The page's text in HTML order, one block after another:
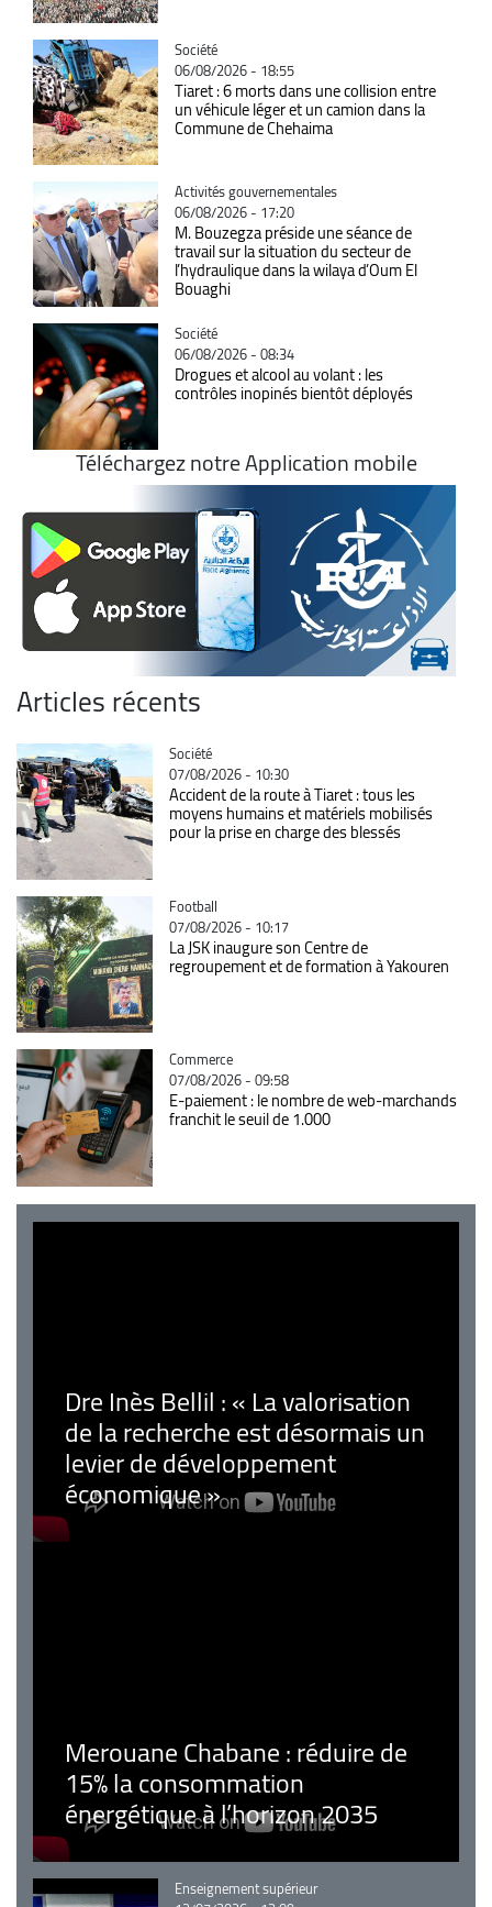
Catégorie
Société
06/08/2026 - 18:55
Tiaret : 6 morts dans une collision entre
un véhicule léger et un camion dans la
Commune de Chehaima
Catégorie
Activités gouvernementales
06/08/2026 - 17:20
M. Bouzegza préside une séance de
travail sur la situation du secteur de
l’hydraulique dans la wilaya d’Oum El
Bouaghi
Catégorie
Société
06/08/2026 - 08:34
Drogues et alcool au volant : les
contrôles inopinés bientôt déployés
Téléchargez notre Application mobile
Articles récents
Catégorie
Société
07/08/2026 - 10:30
Accident de la route à Tiaret : tous les
moyens humains et matériels mobilisés
pour la prise en charge des blessés
Catégorie
Football
07/08/2026 - 10:17
La JSK inaugure son Centre de
regroupement et de formation à Yakouren
Catégorie
Commerce
07/08/2026 - 09:58
E-paiement : le nombre de web-marchands
franchit le seuil de 1.000
Dre Inès Bellil : « La valorisation
de la recherche est désormais un
levier de développement
économique »
Merouane Chabane : réduire de
15% la consommation
énergétique à l’horizon 2035
Catégorie
Enseignement supérieur